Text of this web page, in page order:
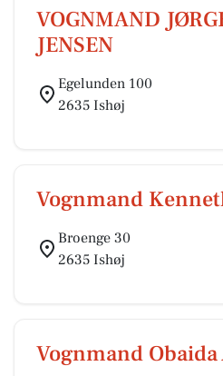
VOGNMAND
JENSEN
Egelunden 100
2635 Ishøj
Vognmand
Broenge 30
2635 Ishøj
Vognmand